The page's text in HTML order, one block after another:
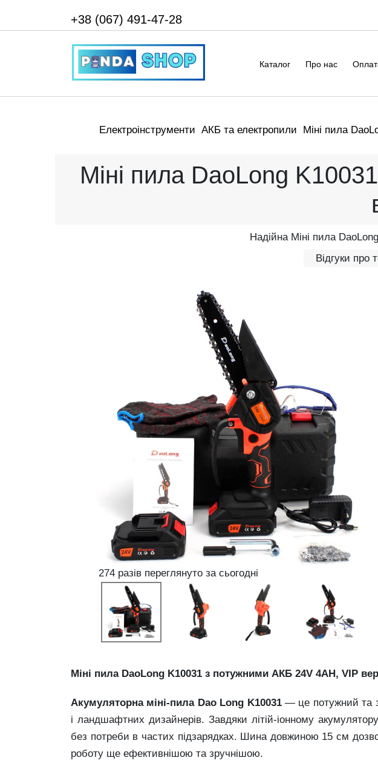
+38 (067) 491-47-28
Каталог Про нас
Електроінструменти АКБ та електропили Міні пила
Міні пила DaoLong
Надійна Міні пила
Відгуки про
274 разів переглянуто за сьогодні
Міні пила DaoLong K10031 з потужними АКБ 24V 4AH, VIP
Акумуляторна міні-пила Dao Long K10031— це потужний та
і ландшафтних дизайнерів. Завдяки літій-іонному
без потреби в частих підзарядках. Шина довжиною 15 см
роботу ще ефективнішою та зручнішою.